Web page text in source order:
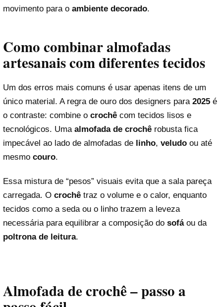
movimento para o ambiente decorado.
Como combinar almofadas
artesanais com diferentes tecidos
Um dos erros mais comuns é usar apenas itens de um
único material. A regra de ouro dos designers para 2025 é
o contraste: combine o crochê com tecidos lisos e
tecnológicos. Uma almofada de crochê robusta fica
impecável ao lado de almofadas de linho, veludo ou até
mesmo couro.
Essa mistura de “pesos” visuais evita que a sala pareça
carregada. O crochê traz o volume e o calor, enquanto
tecidos como a seda ou o linho trazem a leveza
necessária para equilibrar a composição do sofáou da
poltrona de leitura.
Almofada de crochê – passo a